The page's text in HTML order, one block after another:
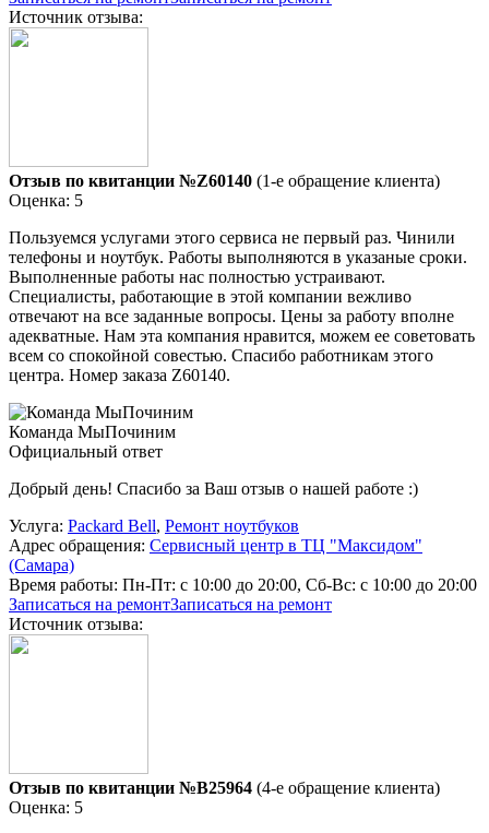
Источник отзыва:
Отзыв по квитанции №Z60140 (1-е обращение клиента)
Оценка: 5
Пользуемся услугами этого сервиса не первый раз. Чинили
телефоны и ноутбук. Работы выполняются в указаные сроки.
Выполненные работы нас полностью устраивают.
Специалисты, работающие в этой компании вежливо
отвечают на все заданные вопросы. Цены за работу вполне
адекватные. Нам эта компания нравится, можем ее советовать
всем со спокойной совестью. Спасибо работникам этого
центра. Номер заказа Z60140.
Команда МыПочиним
Официальный ответ
Добрый день! Спасибо за Ваш отзыв о нашей работе :)
Услуга: Packard Bell, Ремонт ноутбуков
Адрес обращения: Сервисный центр в ТЦ "Максидом"
(Самара)
Время работы: Пн-Пт: с 10:00 до 20:00, Сб-Вс: с 10:00 до 20:00
Записаться на ремонтЗаписаться на ремонт
Источник отзыва:
Отзыв по квитанции №B25964 (4-е обращение клиента)
Оценка: 5